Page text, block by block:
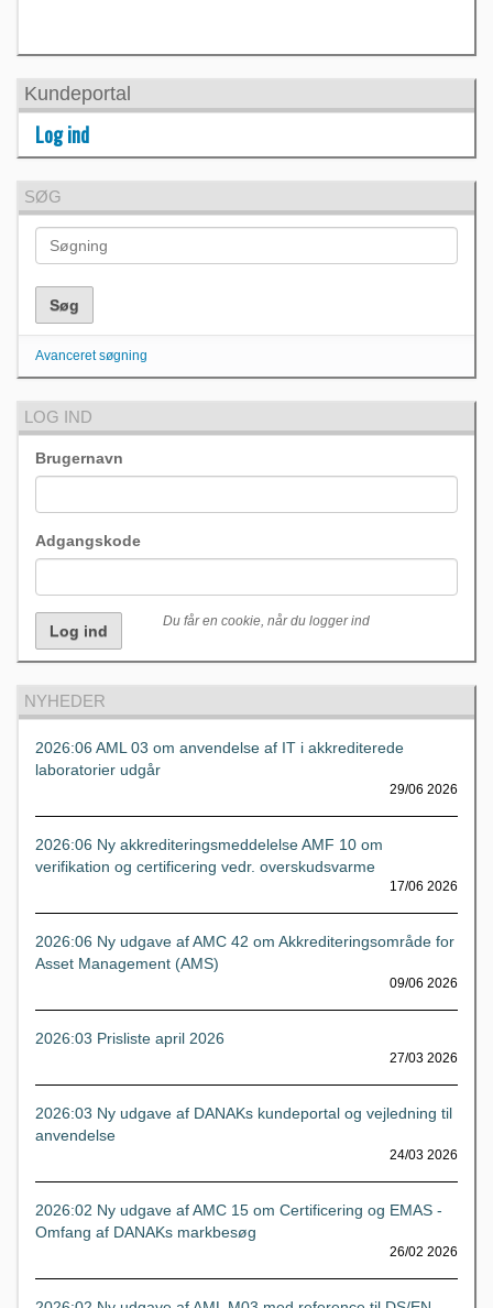
Kundeportal
Log ind
SØG
Avanceret søgning
LOG IND
Brugernavn
Adgangskode
Du får en cookie, når du logger ind
NYHEDER
2026:06 AML 03 om anvendelse af IT i akkrediterede
laboratorier udgår
29/06 2026
2026:06 Ny akkrediteringsmeddelelse AMF 10 om
verifikation og certificering vedr. overskudsvarme
17/06 2026
2026:06 Ny udgave af AMC 42 om Akkrediteringsområde for
Asset Management (AMS)
09/06 2026
2026:03 Prisliste april 2026
27/03 2026
2026:03 Ny udgave af DANAKs kundeportal og vejledning til
anvendelse
24/03 2026
2026:02 Ny udgave af AMC 15 om Certificering og EMAS -
Omfang af DANAKs markbesøg
26/02 2026